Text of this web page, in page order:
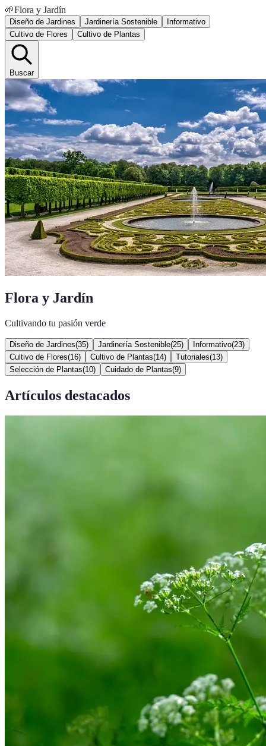
🌱Flora y Jardín
Diseño de Jardines Jardinería Sostenible
Informativo
Cultivo de Flores
Cultivo de Plantas
Buscar
Flora y Jardín
Cultivando tu pasión verde
Diseño de Jardines(35) Jardinería Sostenible(25) Informativo(23)
Cultivo de Flores(16) Cultivo de Plantas(14) Tutoriales(13)
Selección de Plantas(10) Cuidado de Plantas(9)
Artículos destacados